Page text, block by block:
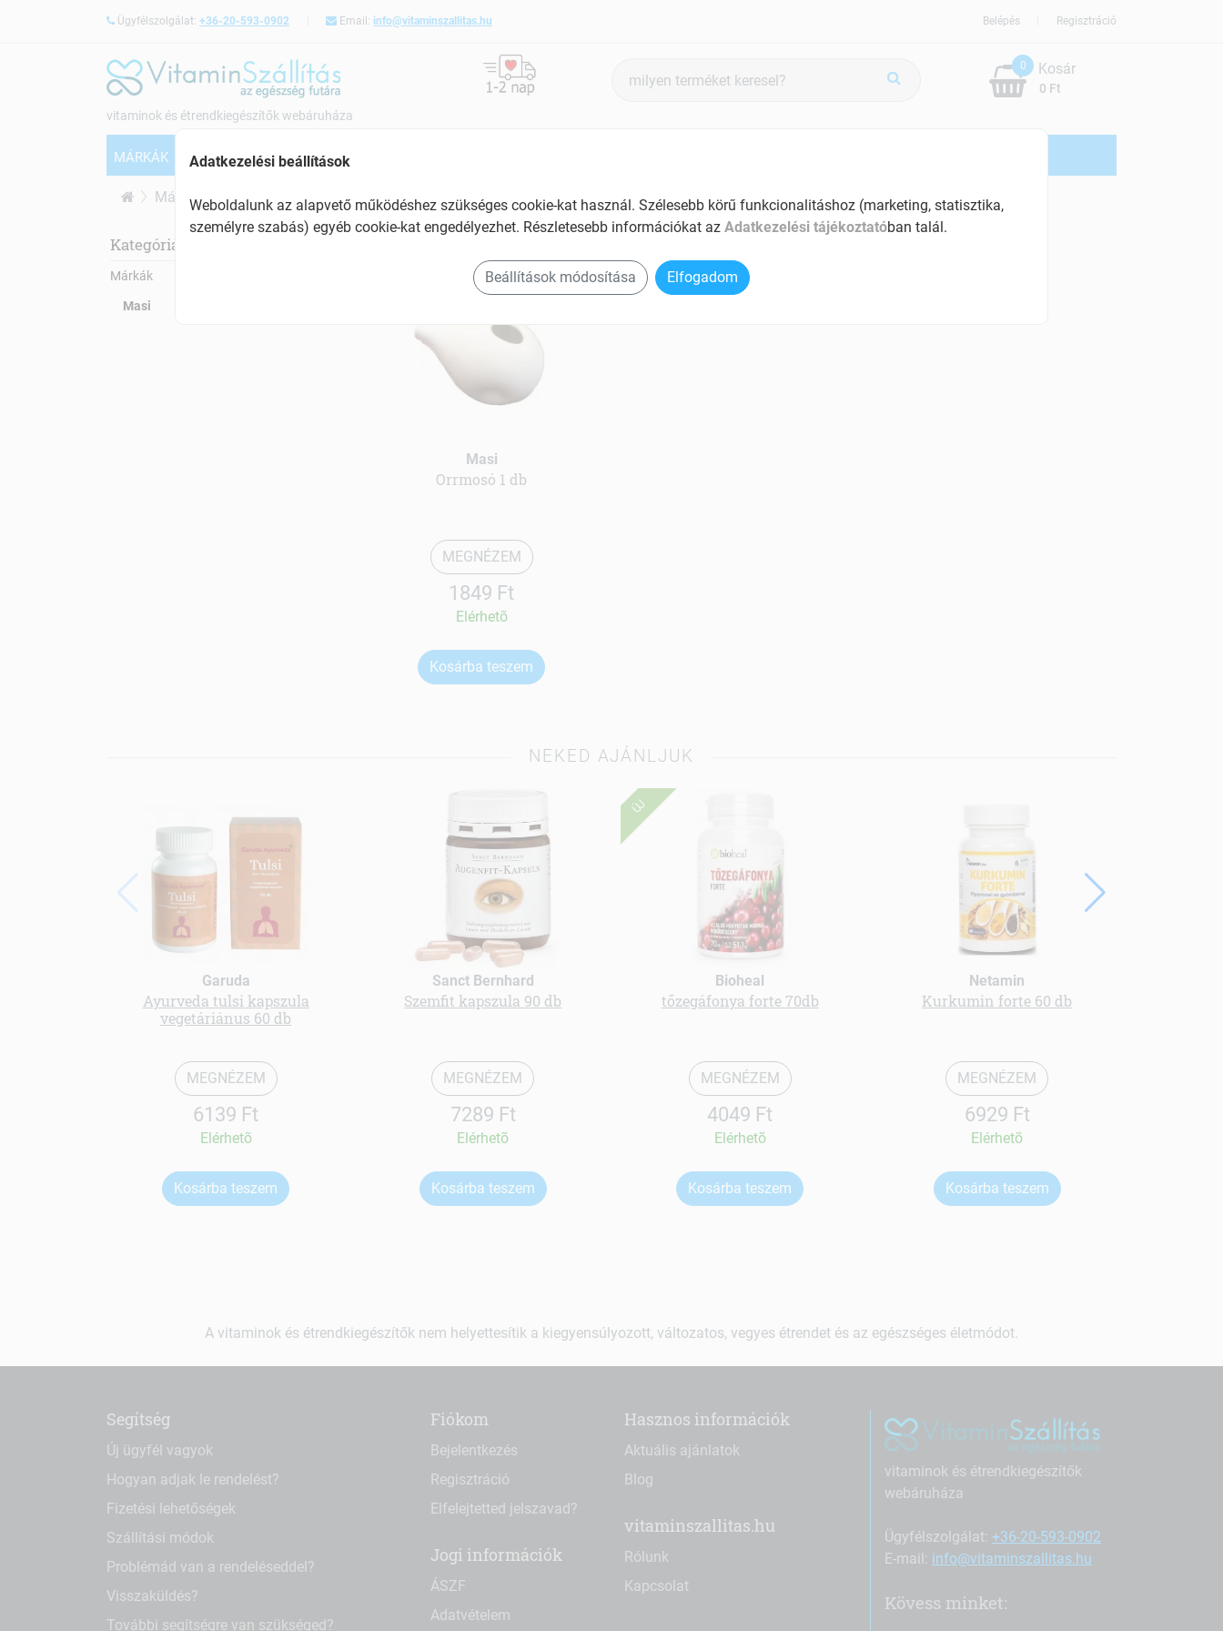
Ügyfélszolgálat: +36-20-593-0902 Email: info@vitaminszallitas.hu Regisztráció
Belépés
vitaminok és étrendkiegészítők webáruháza
keresés
0
0 Ft
Kosár
MÁRKÁK VITAMINOK CSONTERŐSÍTÉS
Márkák Masi
Kategóriák:
Márkák
Masi
Masi
Orrmosó 1 db
MEGNÉZEM
1849 Ft
Elérhetõ
Kosárba teszem
NEKED AJÁNLJUK
Garuda
Ayurveda tulsi kapszula
vegetáriánus 60 db
MEGNÉZEM
6139 Ft
Elérhetõ
Kosárba teszem
Sanct Bernhard
Szemfit kapszula 90 db
MEGNÉZEM
7289 Ft
Elérhetõ
Kosárba teszem
ÚJ
Bioheal
tőzegáfonya forte 70db
MEGNÉZEM
4049 Ft
Elérhetõ
Kosárba teszem
Netamin
Kurkumin forte 60 db
MEGNÉZEM
6929 Ft
Elérhetõ
Kosárba teszem
A vitaminok és étrendkiegészítők nem helyettesítik a kiegyensúlyozott, változatos, vegyes étrendet és az egészséges életmódot.
Segítség
Új ügyfél vagyok
Hogyan adjak le rendelést?
Fizetési lehetőségek
Szállítási módok
Problémád van a rendeléseddel?
Visszaküldés?
További segítségre van szükséged?
Fiókom
Bejelentkezés
Regisztráció
Elfelejtetted jelszavad?
Jogi információk
ÁSZF
Adatvételem
Hasznos információk
Aktuális ajánlatok
Blog
vitaminszallitas.hu
Rólunk
Kapcsolat
vitaminok és étrendkiegészítők
webáruháza
Ügyfélszolgálat: +36-20-593-0902
E-mail: info@vitaminszallitas.hu
Kövess minket:
Adatkezelési beállítások
Weboldalunk az alapvető működéshez szükséges cookie-kat használ. Szélesebb körű funkcionalitáshoz (marketing, statisztika,
személyre szabás) egyéb cookie-kat engedélyezhet. Részletesebb információkat az Adatkezelési tájékoztatóban talál.
Beállítások módosítása Elfogadom